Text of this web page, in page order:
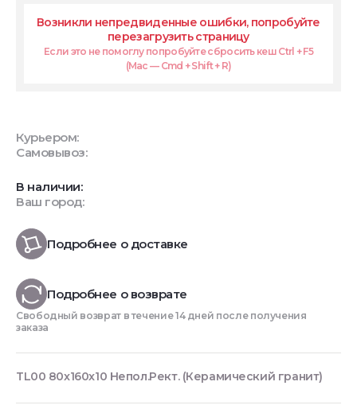
Возникли непредвиденные ошибки, попробуйте
перезагрузить страницу
Если это не помоглу попробуйте сбросить кеш Ctrl + F5
(Mac — Cmd + Shift + R)
Курьером:
Самовывоз:
В наличии:
Ваш город:
Подробнее о доставке
Подробнее о возврате
Свободный возврат в течение 14 дней после получения
заказа
TL00 80x160x10 Непол.Рект. (Керамический гранит)